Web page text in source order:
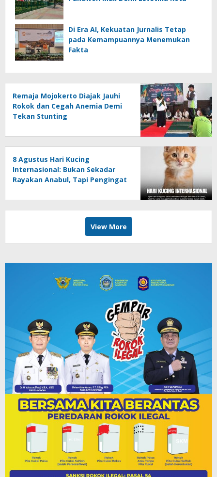
Di Era AI, Kekuatan Jurnalis Tetap
pada Kemampuannya Menemukan
Fakta
Remaja Mojokerto Diajak Jauhi
Rokok dan Cegah Anemia Demi
Tekan Stunting
8 Agustus Hari Kucing
Internasional: Bukan Sekadar
Rayakan Anabul, Tapi Pengingat
View More